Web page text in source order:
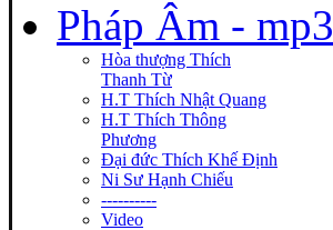
Pháp Âm - mp3
Hòa thượng Thích
Thanh Từ
H.T Thích Nhật Quang
H.T Thích Thông
Phương
Đại đức Thích Khế Định
Ni Sư Hạnh Chiếu
----------
Video